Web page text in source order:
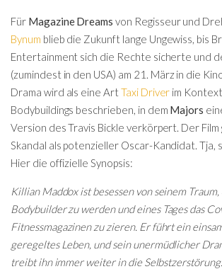
Für Magazine Dreams von Regisseur und
Bynum blieb die Zukunft lange Ungewiss, bis
Entertainment sich die Rechte sicherte und
(zumindest in den USA) am 21. März in die
Drama wird als eine Art Taxi Driver im
Bodybuildings beschrieben, in dem Majors
Version des Travis Bickle verkörpert. Der Film
Skandal als potenzieller Oscar-Kandidat. Tja,
Hier die offizielle Synopsis:
Killian Maddox ist besessen von seinem
Bodybuilder zu werden und eines Tages das
Fitnessmagazinen zu zieren. Er führt ein
geregeltes Leben, und sein unermüdlicher
treibt ihn immer weiter in die